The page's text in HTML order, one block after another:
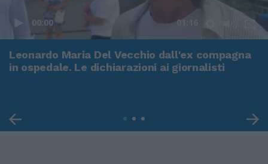
00:00 01:16
Leonardo Maria Del Vecchio dall'ex compagna
in ospedale. Le dichiarazioni ai giornalisti